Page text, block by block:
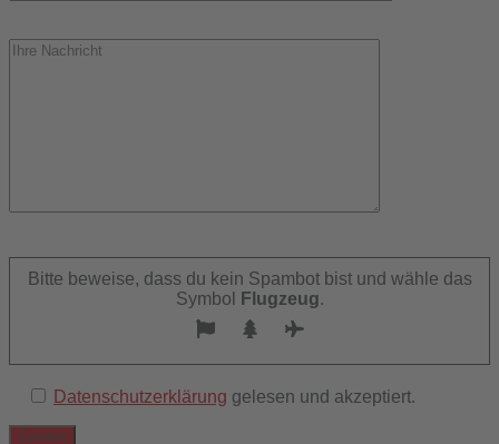
dieses
Bitte beweise, dass du kein Spambot bist und wähle das
Symbol
Flugzeug.
Datenschutzerklärung gelesen und akzeptiert.